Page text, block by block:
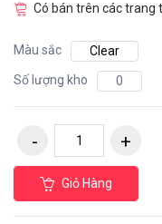
Có bán trên các trang
Màu sắc
Clear
Số lượng kho
0
Giỏ Hàng